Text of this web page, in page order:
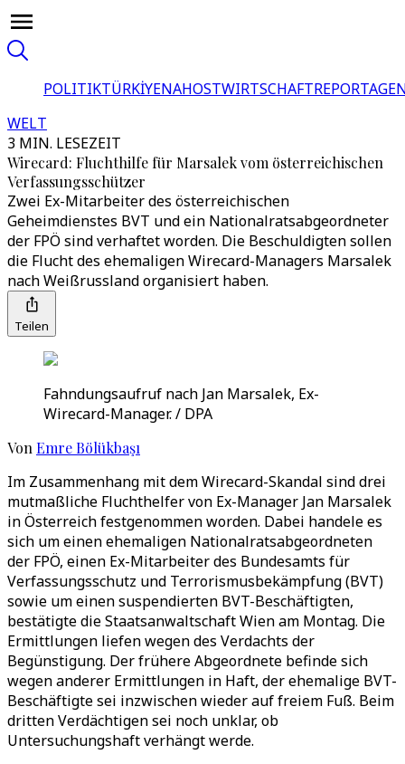
POLITIKTÜRKİYENAHOSTWIRTSCHAFT
WELT
3 MIN. LESEZEIT
Wirecard: Fluchthilfe für Marsalek vom österreichischen
Verfassungsschützer
Zwei Ex-Mitarbeiter des österreichischen
Geheimdienstes BVT und ein Nationalratsabgeordneter
der FPÖ sind verhaftet worden. Die Beschuldigten sollen
die Flucht des ehemaligen Wirecard-Managers Marsalek
nach Weißrussland organisiert haben.
Teilen
Fahndungsaufruf nach Jan Marsalek, Ex-
Wirecard-Manager. / DPA
Von Emre Bölükbaşı
Im Zusammenhang mit dem Wirecard-Skandal sind drei
mutmaßliche Fluchthelfer von Ex-Manager Jan Marsalek
in Österreich festgenommen worden. Dabei handele es
sich um einen ehemaligen Nationalratsabgeordneten
der FPÖ, einen Ex-Mitarbeiter des Bundesamts für
Verfassungsschutz und Terrorismusbekämpfung (BVT)
sowie um einen suspendierten BVT-Beschäftigten,
bestätigte die Staatsanwaltschaft Wien am Montag. Die
Ermittlungen liefen wegen des Verdachts der
Begünstigung. Der frühere Abgeordnete befinde sich
wegen anderer Ermittlungen in Haft, der ehemalige BVT-
Beschäftigte sei inzwischen wieder auf freiem Fuß. Beim
dritten Verdächtigen sei noch unklar, ob
Untersuchungshaft verhängt werde.